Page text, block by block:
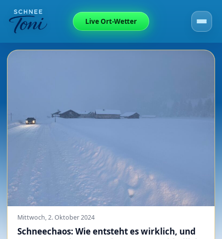
Live Ort-Wetter
Mittwoch, 2. Oktober 2024
Schneechaos: Wie entsteht es wirklich, und